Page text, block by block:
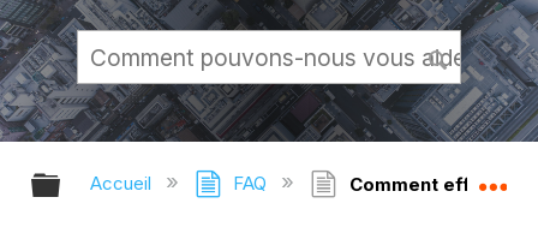
Développer/réduire la hiérarchie
Accueil FAQ Comment effectuer